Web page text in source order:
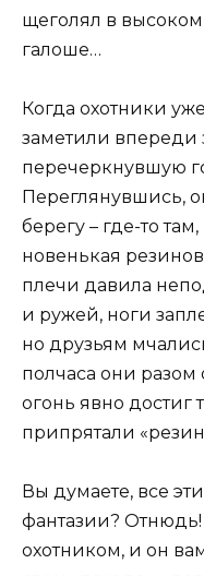
щеголял в
галоше…
Когда охотники
заметили впереди
перечеркнувшую
Переглянувшись,
берегу – где-то
новенькая
плечи давила
и ружей, ноги
но друзьям
полчаса они разом
огонь явно достиг
припрятали
Вы думаете, все
фантазии?
охотником, и он